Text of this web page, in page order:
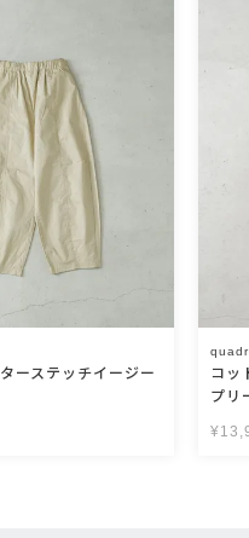
ーステッチイージー
コッ
プリ
¥